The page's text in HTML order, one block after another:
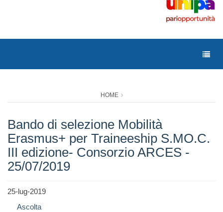
HOME
Bando di selezione Mobilità
Erasmus+ per Traineeship S.MO.C.
III edizione- Consorzio ARCES -
25/07/2019
25-lug-2019
Ascolta